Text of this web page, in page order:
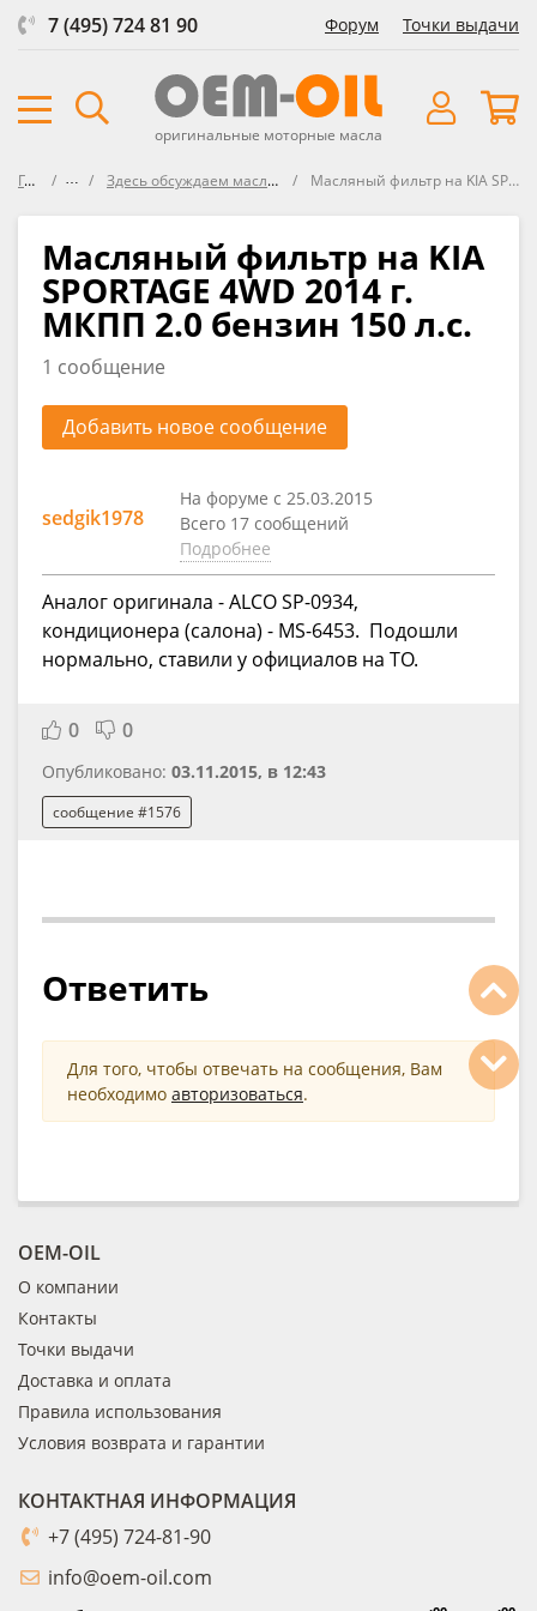
7 (495) 724 81 90 Форум Точки выдачи
оригинальные моторные масла
Главная ФорумЗдесь обсуждаем масляные фильтры разных производителей Масляный фильтр на KIA SPORTAGE 4WD 2014 г. МКПП 2.0 бензин 150 л.с.
Масляный фильтр на KIA
SPORTAGE 4WD 2014 г.
МКПП 2.0 бензин 150 л.с.
1 сообщение
Добавить новое сообщение
sedgik1978
На форуме с 25.03.2015
Всего 17 сообщений
Подробнее
Аналог оригинала - ALCO SP-0934,
кондиционера (салона) - MS-6453. Подошли
нормально, ставили у официалов на ТО.
0 0
Опубликовано: 03.11.2015, в 12:43
сообщение #1576
Ответить
Для того, чтобы отвечать на сообщения, Вам
необходимо авторизоваться.
OEM-OIL
О компании
Контакты
Точки выдачи
Доставка и оплата
Правила использования
Условия возврата и гарантии
КОНТАКТНАЯ ИНФОРМАЦИЯ
+7 (495) 724-81-90
info@oem-oil.com